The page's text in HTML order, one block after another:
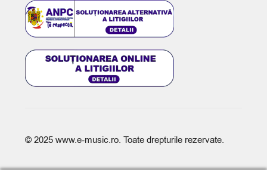
© 2025 www.e-music.ro. Toate drepturile rezervate.